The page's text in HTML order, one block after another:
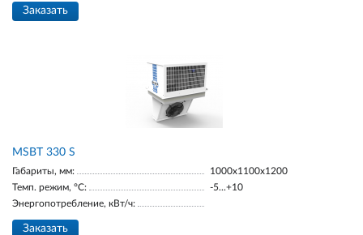
Заказать
MSBT 330 S
Габариты, мм:
1000х1100х1200
Темп. режим, °С:
-5...+10
Энергопотребление, кВт/ч:
Заказать